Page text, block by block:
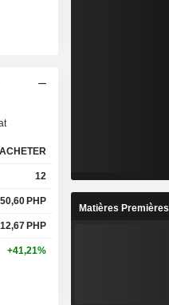
ACHETER
12
PHP
PHP
+41,21%
Matières Premières